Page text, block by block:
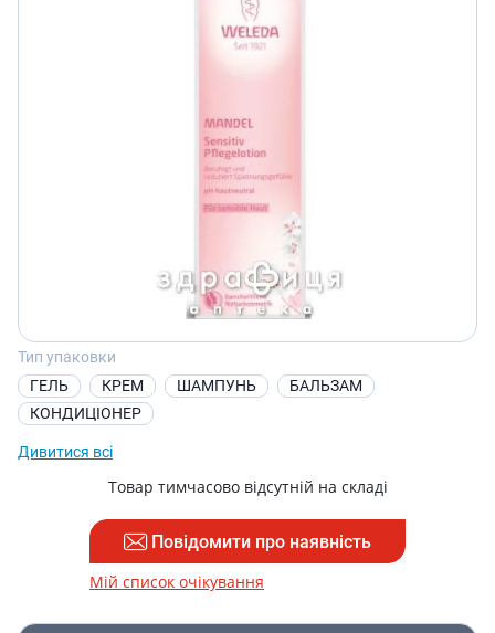
Тип упаковки
ГЕЛЬ
КРЕМ ШАМПУНЬ
БАЛЬЗАМ
КОНДИЦІОНЕР
Дивитися всі
Товар тимчасово відсутній на складі
Повідомити про наявність
Мій список очікування